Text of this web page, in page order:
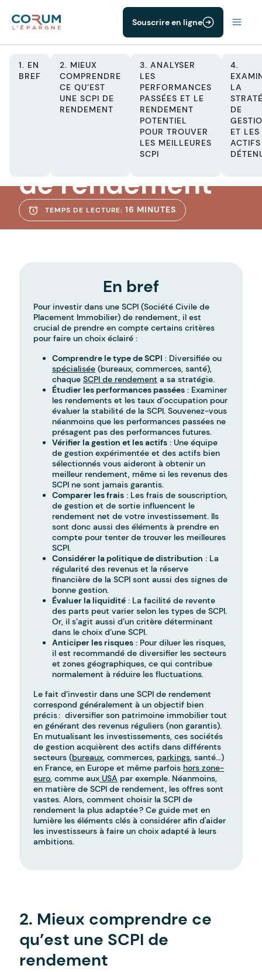
Souscrire en ligne
1. EN
BREF
2. MIEUX
COMPRENDRE
CE QU’EST
UNE SCPI DE
RENDEMENT
3. ANALYSER
LES
PERFORMANCES
PASSÉES ET LE
RENDEMENT
POTENTIEL
POUR TROUVER
LES MEILLEURES
SCPI
4.
LA
DE
ET LES
ACTIFS
Trouver les
meilleures SCPI
de rendement
TEMPS DE LECTURE: 16 MINUTES
En bref
Pour investir dans une SCPI (Société Civile de
Placement Immobilier) de rendement, il est
crucial de prendre en compte certains critères
pour faire un choix éclairé :
Comprendre le type de SCPI : Diversifiée ou
spécialisée (bureaux, commerces, santé),
chaqueSCPI de rendement a sa stratégie.
Étudier les performances passées : Examiner
les rendements et les taux d’occupation pour
évaluer la stabilité de la SCPI. Souvenez-vous
néanmoins que les performances passées ne
présagent pas des performances futures.
Vérifier la gestion et les actifs : Une équipe
de gestion expérimentée et des actifs bien
sélectionnés vous aideront à obtenir un
meilleur rendement, même si les revenus des
SCPI ne sont jamais garantis.
Comparer les frais : Les frais de souscription,
de gestion et de sortie influencent le
rendement net de votre investissement. Ils
sont donc aussi des éléments à prendre en
compte pour tenter de trouver les meilleures
SCPI.
Considérer la politique de distribution : La
régularité des revenus et la réserve
financière de la SCPI sont aussi des signes de
bonne gestion.
Évaluer la liquidité : La facilité de revente
des parts peut varier selon les types de SCPI.
Or, il s’agit aussi d’un critère déterminant
dans le choix d’une SCPI.
Anticiper les risques : Pour diluer les risques,
il est recommandé de diversifier les secteurs
et zones géographiques, ce qui contribue
normalement à réduire les fluctuations.
Le fait d’investir dans une SCPI de rendement
correspond généralement à un objectif bien
précis : diversifier son patrimoine immobilier tout
en générant des revenus réguliers (non garantis).
En mutualisant les investissements, ces sociétés
de gestion acquièrent des actifs dans différents
secteurs (bureaux, commerces, parkings, santé…)
en France, en Europe et même parfois hors zone-
euro, comme aux USA par exemple. Néanmoins,
en matière de SCPI de rendement, les offres sont
vastes. Alors, comment choisir la SCPI de
rendement la plus adaptée ? Ce guide met en
lumière les éléments clés à considérer afin d'aider
les investisseurs à faire un choix adapté à leurs
ambitions.
2. Mieux comprendre ce
qu’est une SCPI de
rendement